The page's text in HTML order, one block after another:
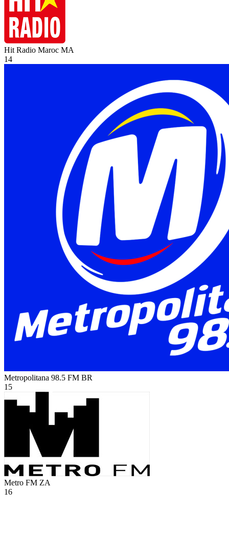
Hit Radio Maroc MA
14
Metropolitana 98.5 FM BR
15
Metro FM ZA
16